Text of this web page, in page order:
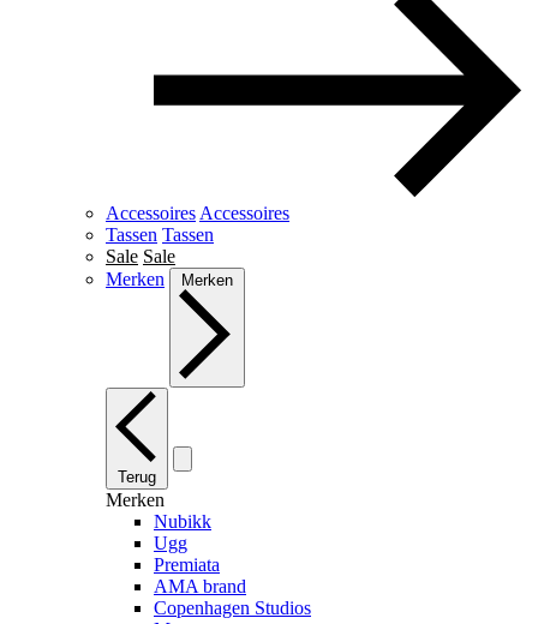
Accessoires Accessoires
Tassen Tassen
Sale Sale
Merken
Merken
Terug
Merken
Nubikk
Ugg
Premiata
AMA brand
Copenhagen Studios